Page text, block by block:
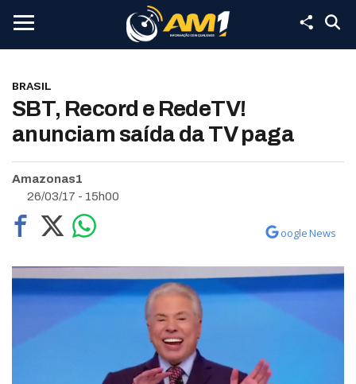
BRASIL
SBT, Record e RedeTV!
anunciam saída da TV paga
Amazonas1
26/03/17 - 15h00
oogle News